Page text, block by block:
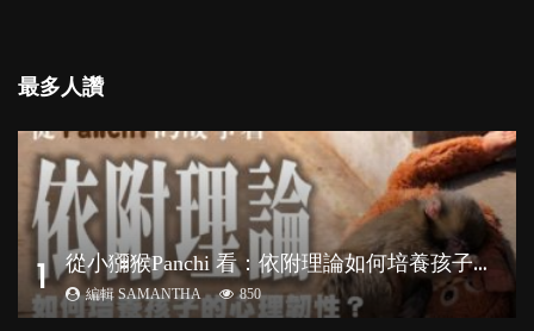
最多人讚
1 從
小獼猴Panchi 看：依附理論如何培養孩子心理韌性？
編輯 SAMANTHA 850